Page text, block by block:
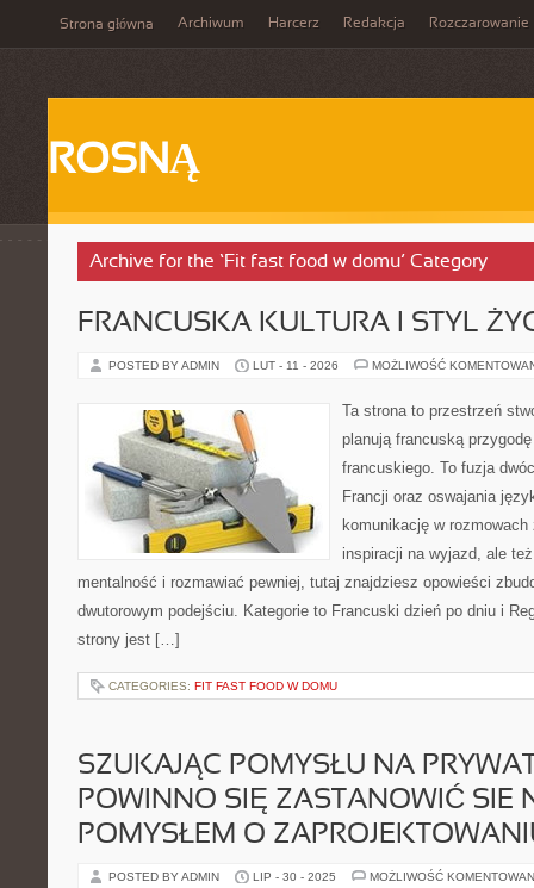
Strona główna Archiwum Harcerz Redakcja Rozczarowanie
ROSNĄ
Archive for the ‘Fit fast food w domu’ Category
FRANCUSKA KULTURA I STYL
POSTED BY ADMIN LUT - 11 - 2026 MOŻLIWOŚĆ
Ta strona to przestrzeń
planują francuską
francuskiego. To fuzja
Francji oraz oswajania
komunikację w
inspiracji na wyjazd, ale
mentalność i rozmawiać pewniej, tutaj znajdziesz opowieści
dwutorowym podejściu. Kategorie to Francuski dzień po dniu i
strony jest […]
CATEGORIES: FIT FAST FOOD W DOMU
SZUKAJĄC POMYSŁU NA
POWINNO SIĘ ZASTANOWIĆ SIE
POMYSŁEM O
POSTED BY ADMIN LIP - 30 - 2025 MOŻLIWOŚĆ